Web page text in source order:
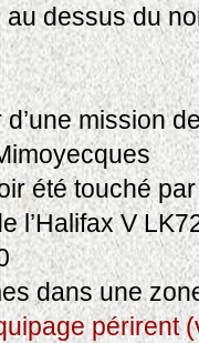
dessus du
d’une mission
été touché
l’Halifax V
dans une
périrent